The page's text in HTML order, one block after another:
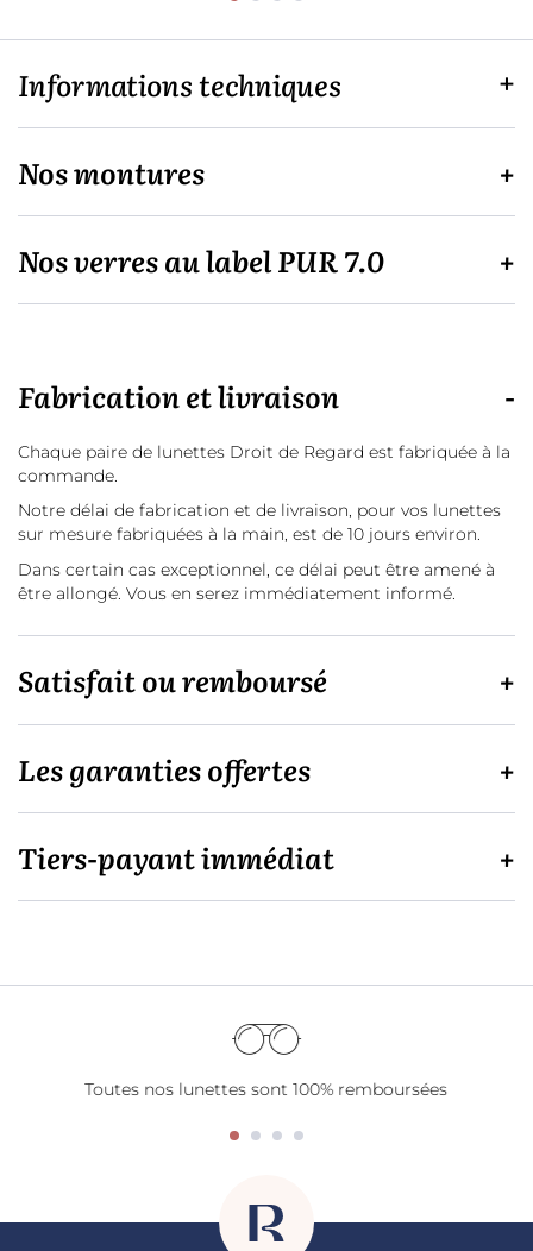
Informations techniques
Nos montures
Nos verres au label PUR 7.0
Fabrication et livraison
Chaque paire de lunettes Droit de Regard est fabriquée à la
commande.
Notre délai de fabrication et de livraison, pour vos lunettes
sur mesure fabriquées à la main, est de 10 jours environ.
Dans certain cas exceptionnel, ce délai peut être amené à
être allongé. Vous en serez immédiatement informé.
Satisfait ou remboursé
Les garanties offertes
Tiers-payant immédiat
Toutes nos lunettes sont 100% remboursées